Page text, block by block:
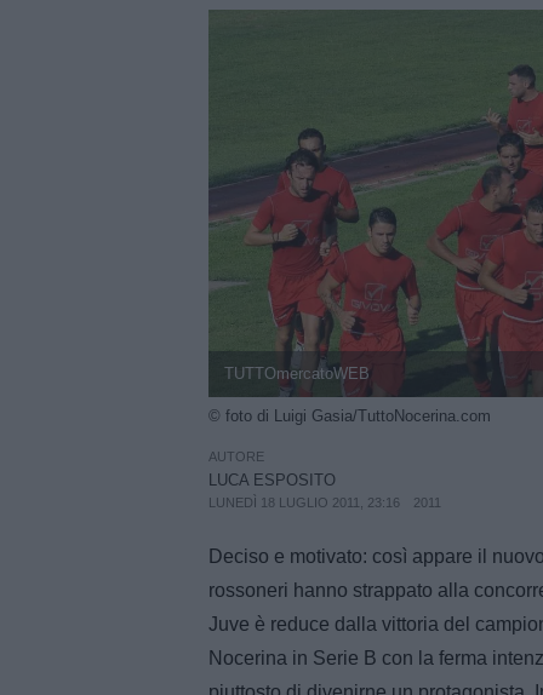
TUTTOmercatoWEB
© foto di Luigi Gasia/TuttoNocerina.com
AUTORE
LUCA ESPOSITO
LUNEDÌ 18 LUGLIO 2011, 23:16 2011
Deciso e motivato: così appare il
rossoneri hanno strappato alla
Juve è reduce dalla vittoria del
Nocerina in Serie B con la ferma